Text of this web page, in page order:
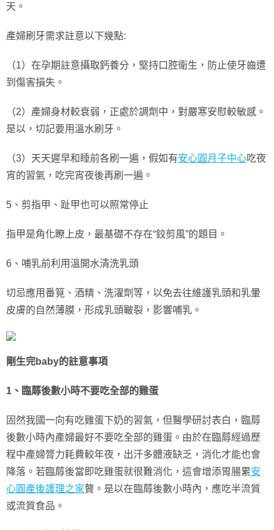
天。
產婦刷牙需求註意以下幾點:
（1）在孕期註意攝取鈣養分，堅持口腔衛生，防止使牙齒遭
到傷害損失。
（2）產婦身材較衰弱，正處於調劑中，對嚴寒安慰較敏感。
是以，切記要用溫水刷牙。
（3）天天遲早和睡前各刷一遍，假如有安心圓月子中心吃夜
宵的習氣，吃完宵夜後再刷一遍。
5、剪指甲、趾甲也可以照常停止
指甲是角化瞭上皮，最基礎不存在“鉸剪風”的題目。
6、哺乳前利用溫開水清洗乳頭
切忌應用番筧、酒精、洗濯劑等，以免去往維護乳頭和乳暈
皮膚的自然薄膜，形成乳頭皸裂，影響哺乳。
剛生完baby的註意事項
1、臨蓐後數小時不要吃全部的雞蛋
固然我國一向有吃雞蛋下奶的習氣，但醫學研討表白，臨蓐
後數小時內產婦最好不要吃全部的雞蛋。由於在臨蓐經過歷
程中產婦膂力耗費較年夜，出汗多體液缺乏，消化才能也會
降落。若臨蓐後當即吃雞蛋就很難消化，這會增添胃腸累安
心圓產後護理之家贅。是以在臨蓐後數小時內，應吃半流質
或流質食品。